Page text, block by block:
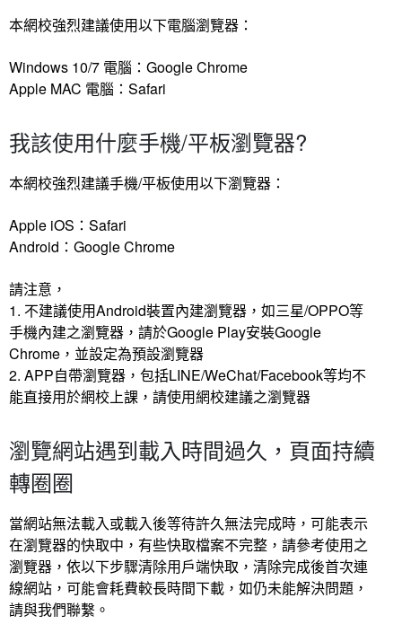
本網校強烈建議使用以下電腦瀏覽器：
Windows 10/7 電腦：Google Chrome
Apple MAC 電腦：Safari
我該使用什麼手機/平板瀏覽器?
本網校強烈建議手機/平板使用以下瀏覽器：
Apple iOS：Safari
Android：Google Chrome
請注意，
1. 不建議使用Android裝置內建瀏覽器，如三星/OPPO等
手機內建之瀏覽器，請於Google Play安裝Google
Chrome，並設定為預設瀏覽器
2. APP自帶瀏覽器，包括LINE/WeChat/Facebook等均不
能直接用於網校上課，請使用網校建議之瀏覽器
瀏覽網站遇到載入時間過久，頁面持續
轉圈圈
當網站無法載入或載入後等待許久無法完成時，可能表示
在瀏覽器的快取中，有些快取檔案不完整，請參考使用之
瀏覽器，依以下步驟清除用戶端快取，清除完成後首次連
線網站，可能會耗費較長時間下載，如仍未能解決問題，
請與我們聯繫。